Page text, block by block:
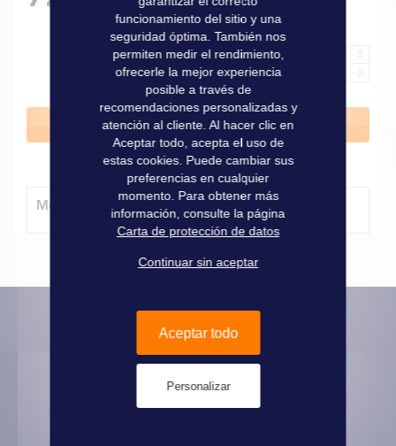
Añadir al carrito
Método de entrega
Informaciones prácticas
Pago seguro
funcionamiento del sitio y una
seguridad óptima. También nos
permiten medir el rendimiento,
ofrecerle la mejor experiencia
posible a través de
recomendaciones personalizadas y
atención al cliente. Al hacer clic en
Aceptar todo, acepta el uso de
estas cookies. Puede cambiar sus
preferencias en cualquier
momento. Para obtener más
información, consulte la página
Carta de protección de datos
Continuar sin aceptar
Aceptar todo
Personalizar